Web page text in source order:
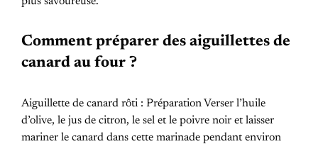
Comment préparer des aiguillettes de
canard au four ?
Aiguillette de canard rôti : Préparation Verser l’huile
d’olive, le jus de citron, le sel et le poivre noir et laisser
mariner le canard dans cette marinade pendant environ